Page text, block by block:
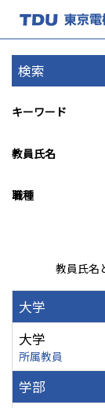
検索
キーワード
教員氏名
職種
教員氏名
大学
大学
所属教員
学部